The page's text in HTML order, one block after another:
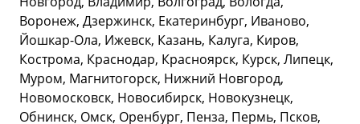
Воронеж, Дзержинск, Екатеринбург, Иваново,
Йошкар-Ола, Ижевск, Казань, Калуга, Киров,
Кострома, Краснодар, Красноярск, Курск, Липецк,
Муром, Магнитогорск, Нижний Новгород,
Новомосковск, Новосибирск, Новокузнецк,
Обнинск, Омск, Оренбург, Пенза, Пермь, Псков,